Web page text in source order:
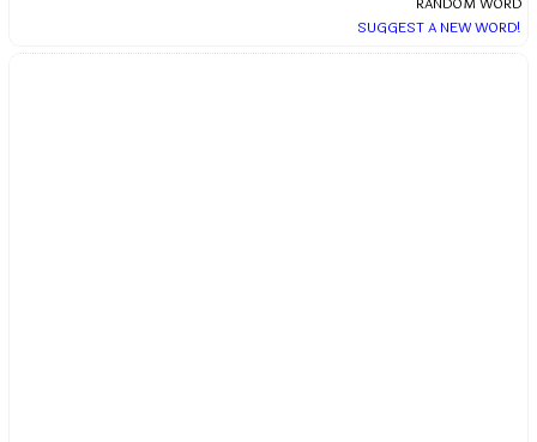
SUGGEST A NEW WORD!